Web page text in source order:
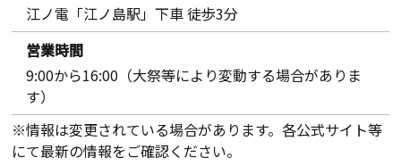
江ノ電「江ノ島駅」下車 徒歩3分
営業時間
9:00から16:00（大祭等により変動する場合がありま
す）
※情報は変更されている場合があります。各公式サイト等
にて最新の情報をご確認ください。